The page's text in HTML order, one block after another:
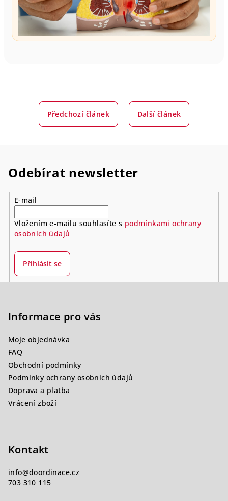
Předchozí článek Další článek
Odebírat newsletter
E-mail
Vložením e-mailu souhlasíte s podmínkami ochrany
osobních údajů
Přihlásit se
Informace pro vás
Moje objednávka
FAQ
Obchodní podmínky
Podmínky ochrany osobních údajů
Doprava a platba
Vrácení zboží
Kontakt
info@doordinace.cz
703 310 115